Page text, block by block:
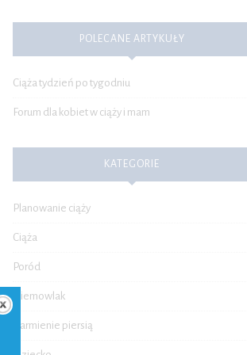
POLECANE ARTYKUŁY
Ciąża tydzień po tygodniu
Forum dla kobiet w ciąży i mam
KATEGORIE
Planowanie ciąży
Ciąża
Poród
Niemowlak
Karmienie piersią